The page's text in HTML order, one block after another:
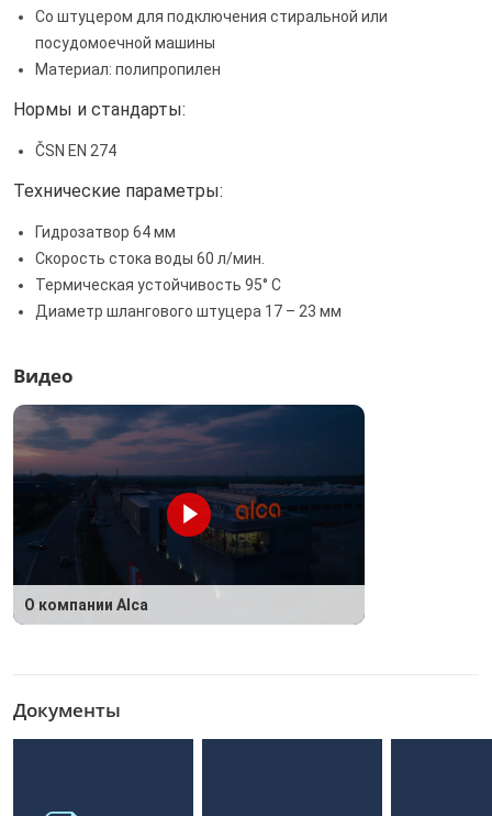
Со штуцером для подключения стиральной или
посудомоечной машины
Материал: полипропилен
Нормы и стандарты:
ČSN EN 274
Технические параметры:
Гидрозатвор 64 мм
Скорость стока воды 60 л/мин.
Термическая устойчивость 95° С
Диаметр шлангового штуцера 17 – 23 мм
Видео
О компании Alca
Документы